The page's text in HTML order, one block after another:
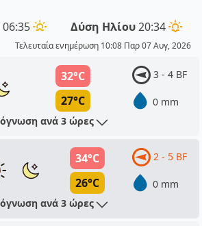
06:35 Δύση Ηλίου20:34
Τελευταία ενημέρωση 10:08 Παρ 07 Αυγ, 2026
32°C
27°C
3 - 4 BF
0 mm
ανά 3 ώρες
34°C
26°C
2 - 5 BF
0 mm
ανά 3 ώρες